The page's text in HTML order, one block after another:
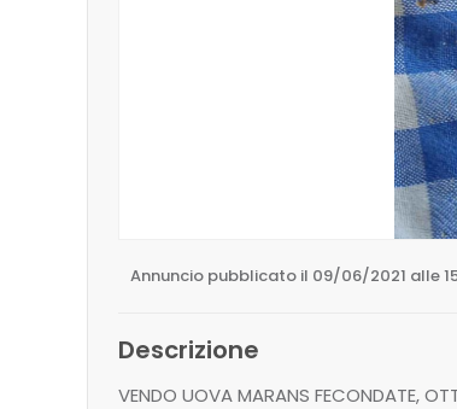
Annuncio pubblicato il 09/06/2021 alle
Descrizione
VENDO UOVA MARANS FECONDATE,